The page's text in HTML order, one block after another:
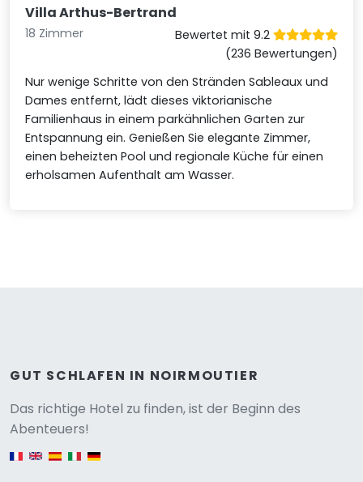
Villa Arthus-Bertrand
18 Zimmer
Bewertet mit 9.2
(236 Bewertungen)
Nur wenige Schritte von den Stränden Sableaux und
Dames entfernt, lädt dieses viktorianische
Familienhaus in einem parkähnlichen Garten zur
Entspannung ein. Genießen Sie elegante Zimmer,
einen beheizten Pool und regionale Küche für einen
erholsamen Aufenthalt am Wasser.
GUT SCHLAFEN IN NOIRMOUTIER
Das richtige Hotel zu finden, ist der Beginn des
Abenteuers!